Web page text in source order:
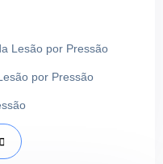
Lesão por Pressão
por Pressão